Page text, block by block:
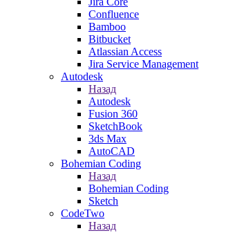
Confluence
Bamboo
Bitbucket
Atlassian Access
Jira Service Management
Autodesk
Назад
Autodesk
Fusion 360
SketchBook
3ds Max
AutoCAD
Bohemian Coding
Назад
Bohemian Coding
Sketch
CodeTwo
Назад